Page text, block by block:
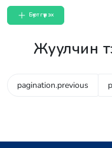
Бүртгүүлэх
Жуулчин
pagination.previous